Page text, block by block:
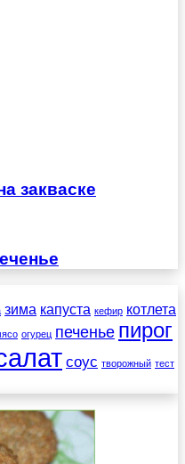
закваске
зима капуста кефир котлета
огурец печенье пирог
соус творожный тест